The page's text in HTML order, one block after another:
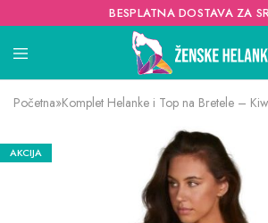
BESPLATNA DOSTAVA ZA
Početna»Komplet Helanke i Top na Bretele –
AKCIJA